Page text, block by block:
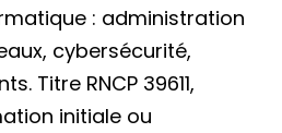
: administration
cybersécurité,
Titre RNCP 39611,
initiale ou